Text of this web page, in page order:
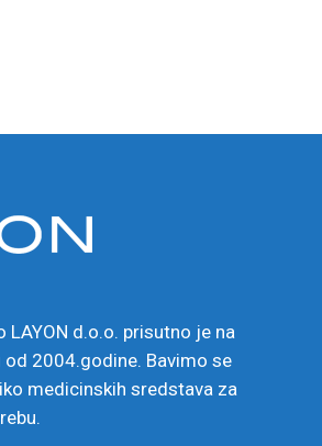
LAYON d.o.o. prisutno je na
2004.godine. Bavimo se
medicinskih sredstava za